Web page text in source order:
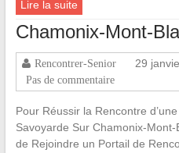
Lire la suite
Chamonix-Mont-
Rencontrer-Senior 29
Pas de commentaire
Pour Réussir la Rencontre
Savoyarde Sur Chamonix-
de Rejoindre un Portail de